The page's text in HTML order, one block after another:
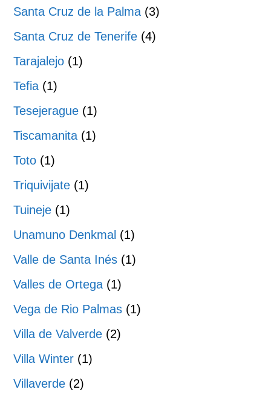
Santa Cruz de la Palma (3)
Santa Cruz de Tenerife (4)
Tarajalejo (1)
Tefia (1)
Tesejerague (1)
Tiscamanita (1)
Toto (1)
Triquivijate (1)
Tuineje (1)
Unamuno Denkmal (1)
Valle de Santa Inés (1)
Valles de Ortega (1)
Vega de Rio Palmas (1)
Villa de Valverde (2)
Villa Winter (1)
Villaverde (2)